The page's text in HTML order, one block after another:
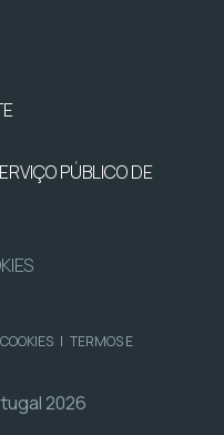
PÚBLICO DE
| TERMOS E
2026